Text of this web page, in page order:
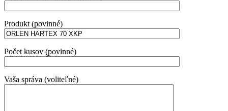
Produkt (povinné)
Počet kusov (povinné)
Vaša správa (voliteľné)